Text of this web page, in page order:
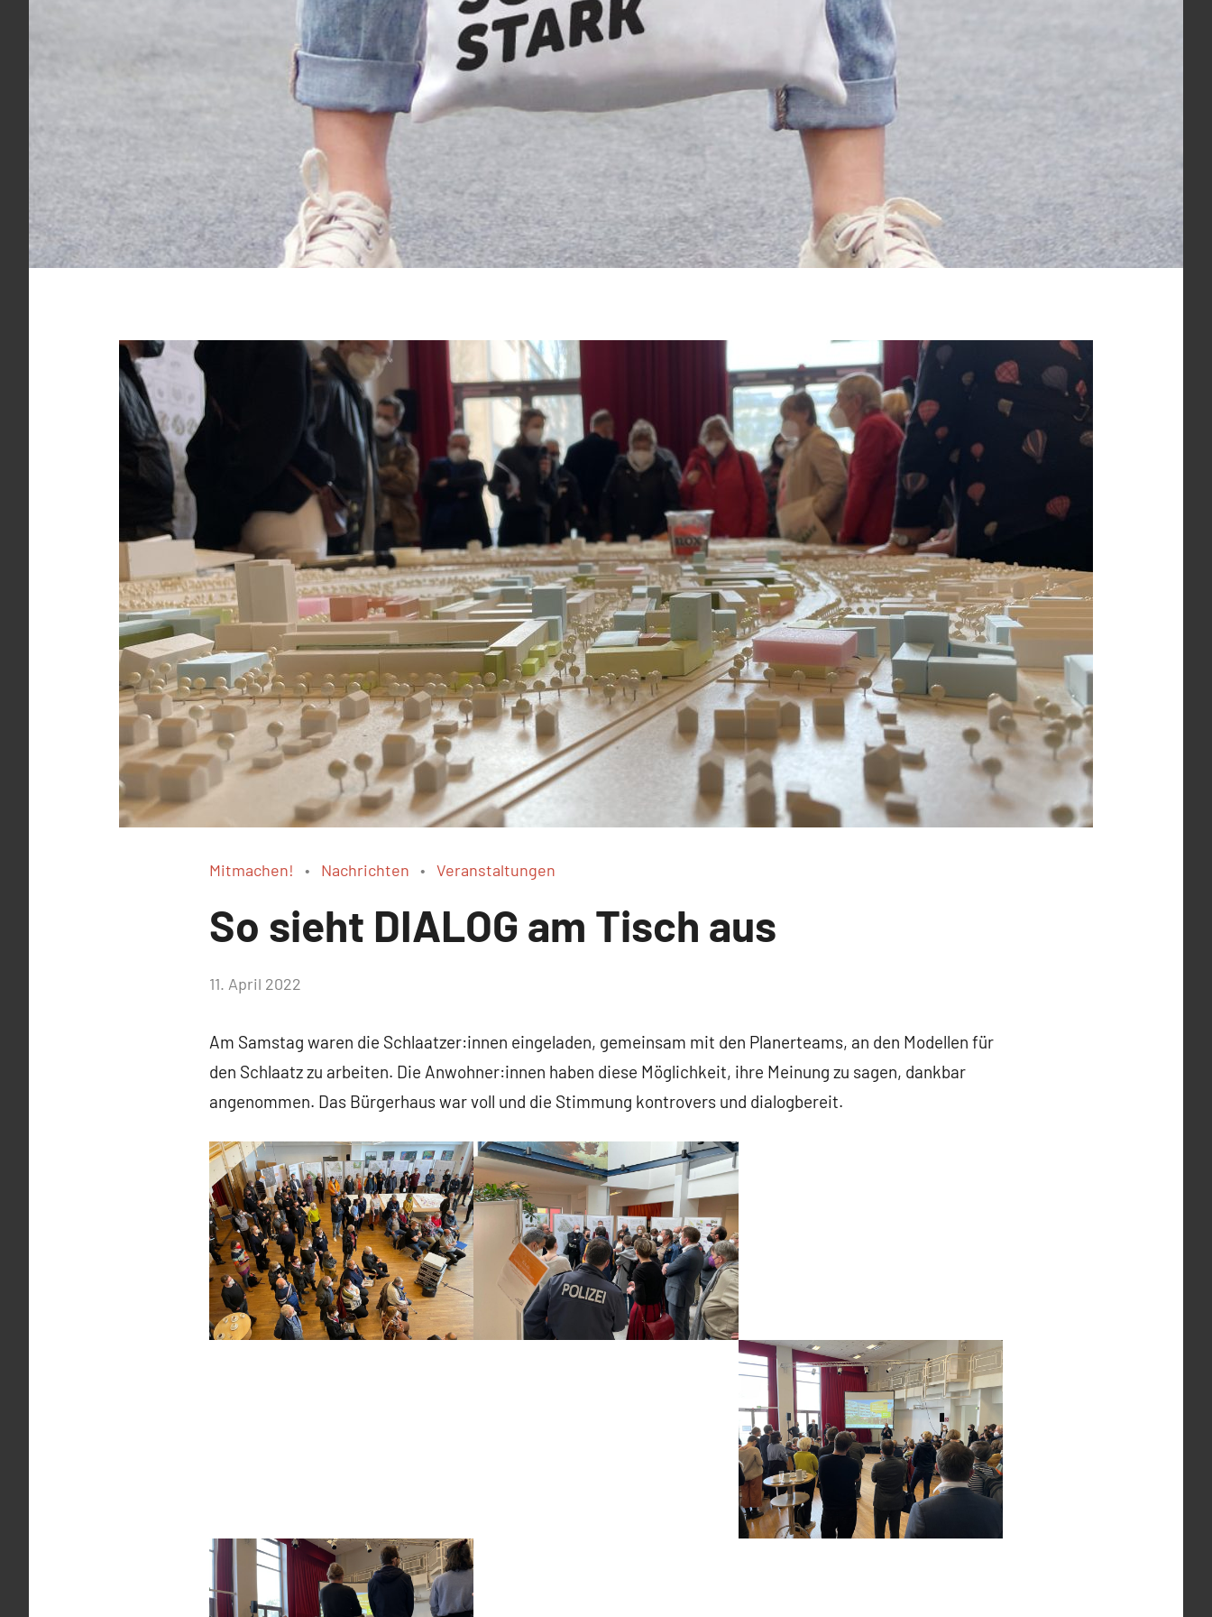
Mitmachen! Nachrichten Veranstaltungen
So sieht DIALOG am Tisch aus
von
11. April 2022
Am Samstag waren die Schlaatzer:innen eingeladen, gemeinsam mit den Planerteams, an den Modellen für
den Schlaatz zu arbeiten. Die Anwohner:innen haben diese Möglichkeit, ihre Meinung zu sagen, dankbar
angenommen. Das Bürgerhaus war voll und die Stimmung kontrovers und dialogbereit.